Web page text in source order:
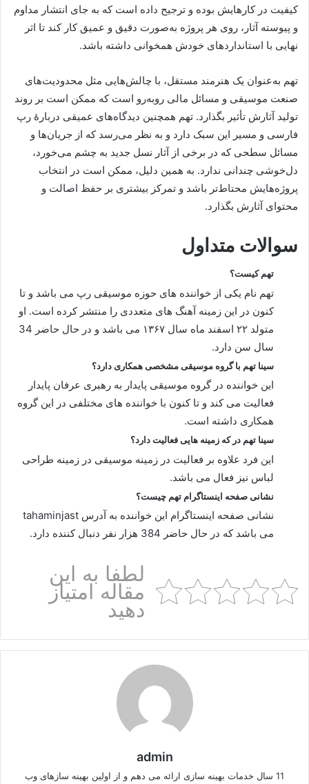
کیفیت در کارهایش بوده و ترجیح داده است که به جای انتشار مداوم
و پیوسته آثار، روی هر پروژه به‌صورت دقیق و عمیق کار کند تا اثر
نهایی با استانداردهای خودش همخوانی داشته باشد.
تهم به‌عنوان یک هنرمند مستقل، با چالش‌هایی مثل محدودیت‌های
صنعت موسیقی و مسائل مالی روبه‌رو است که ممکن است بر روند
تولید آثارش تأثیر بگذارد. تهم همچنین دیدگاه‌های عمیقی دربارهٔ رپ
فارسی و مسیر این سبک دارد و به نظر می‌رسد که از جریان‌ها و
مسائل سطحی که در برخی از آثار نسل جدید به چشم می‌خورد،
دل‌خوشی چندانی ندارد. به همین دلیل، ممکن است در انتخاب
پروژه‌هایش محتاط‌تر باشد و تمرکز بیشتری بر حفظ اصالت و
محتوای آثارش بگذارد.
سوالات متداول
تهم کیست؟
تهم نام یکی از خواننده‌ های حوزه موسیقی رپ می باشد و تا
کنون در این زمینه آهنگ های متعددی را منتشر کرده است. او
متولد ۲۲ اسفند ماه سال ۱۳۶۷ می باشد و در حال حاضر 34
سال سن دارد.
سینا تهم با گروه موسیقی مشخصی همکاری دارد؟
این خواننده در گروه موسیقی پایدار به رهبری عرفان پایدار
فعالیت می کند و تا کنون با خواننده های مختلفی در این گروه
همکاری داشته است.
سینا تهم در که زمینه هایی فعالیت دارد؟
این فرد علاوه بر فعالیت در زمینه موسیقی در زمینه طراحی
لباس نیز فعال می باشد.
نشانی صفحه اینستاگرام تهم چیست؟
نشانی صفحه اینستاگرام این خواننده به آدرس tahaminjast
می باشد که در حال حاضر 384 هزار نفر دنبال کننده دارد.
لطفا به این
مقاله امتیاز
دهید
admin
11 سال خدمات بهینه سازی ارائه می دهم و از اولین بهینه سازهای وب